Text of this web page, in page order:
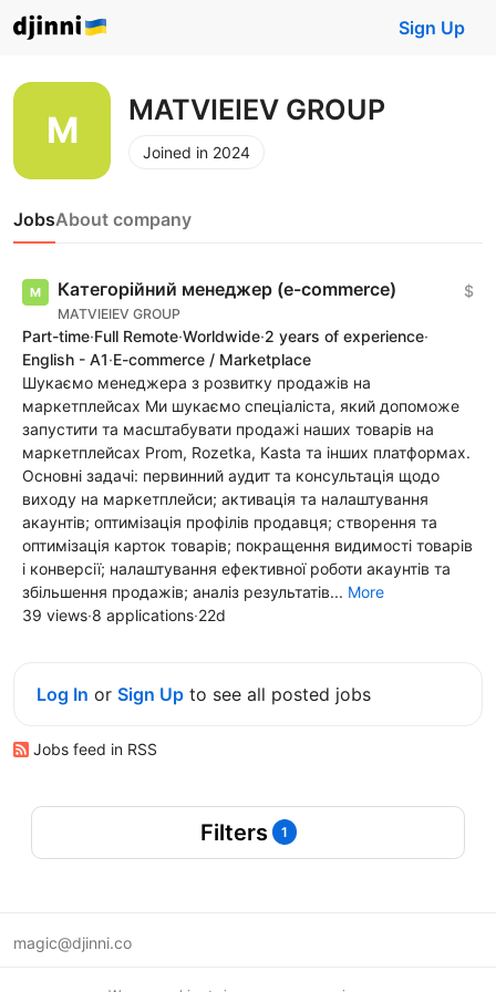
Sign Up
MATVIEIEV GROUP
Joined in 2024
JobsAbout company
Категорійний менеджер (e-commerce)
MATVIEIEV GROUP
$
Part-time·Full Remote·Worldwide·2 years of experience·
English - A1·E-commerce / Marketplace
Шукаємо менеджера з розвитку продажів на
маркетплейсах Ми шукаємо спеціаліста, який допоможе
запустити та масштабувати продажі наших товарів на
маркетплейсах Prom, Rozetka, Kasta та інших платформах.
Основні задачі: первинний аудит та консультація щодо
виходу на маркетплейси; активація та налаштування
акаунтів; оптимізація профілів продавця; створення та
оптимізація карток товарів; покращення видимості товарів
і конверсії; налаштування ефективної роботи акаунтів та
збільшення продажів; аналіз результатів... More
39 views·8 applications·22d
Log In or Sign Up to see all posted jobs
Jobs feed in RSS
Filters 1
magic@djinni.co